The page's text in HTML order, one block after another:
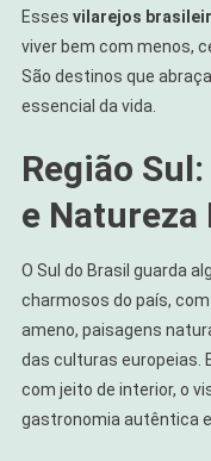
Esses vilarejos
viver bem com menos,
São destinos que
essencial da vida.
Região
e Natureza
O Sul do Brasil guarda
charmosos do país,
ameno, paisagens
das culturas europeias.
com jeito de interior, o
gastronomia autêntica